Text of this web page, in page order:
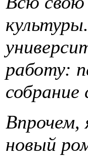
работу:
Впрочем,
новый